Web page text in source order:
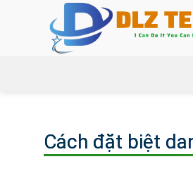
Cách đặt biệt